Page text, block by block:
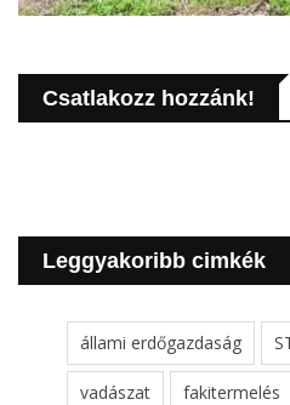
Csatlakozz hozzánk!
Leggyakoribb cimkék
állami erdőgazdaság
vadászat fakitermelés